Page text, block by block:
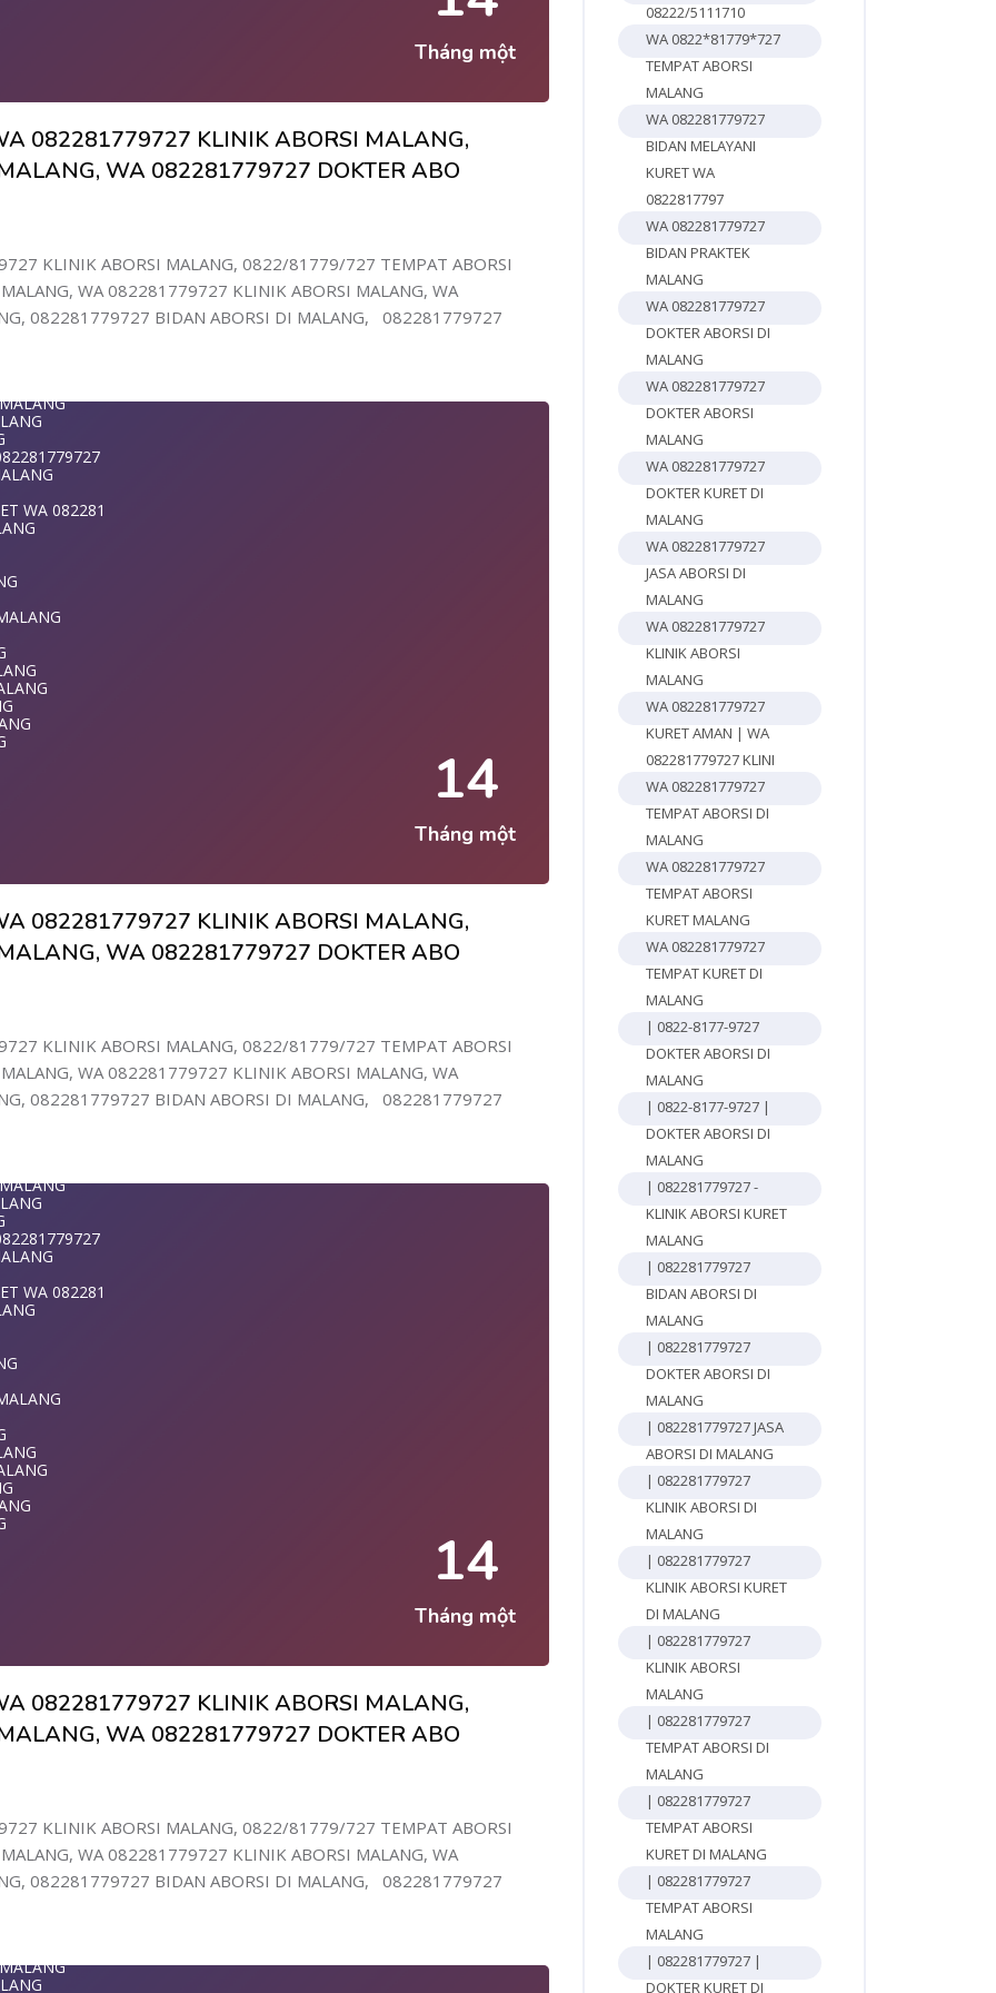
Tháng một
082281779727 KLINIK ABORSI MALANG,
WA 082281779727 DOKTER ABO
KLINIK ABORSI MALANG, 0822/81779/727 TEMPAT ABORSI
WA 082281779727 KLINIK ABORSI MALANG, WA
082281779727 BIDAN ABORSI DI MALANG, 082281779727
0822817797
727 K
MALANG
WA 082281
14
Tháng một
082281779727 KLINIK ABORSI MALANG,
WA 082281779727 DOKTER ABO
KLINIK ABORSI MALANG, 0822/81779/727 TEMPAT ABORSI
WA 082281779727 KLINIK ABORSI MALANG, WA
082281779727 BIDAN ABORSI DI MALANG, 082281779727
KLINIK
TE
08228177
KLINI
MALANG
MALANG
0822817797
727 K
MALANG
WA 082281
14
Tháng một
082281779727 KLINIK ABORSI MALANG,
WA 082281779727 DOKTER ABO
KLINIK ABORSI MALANG, 0822/81779/727 TEMPAT ABORSI
WA 082281779727 KLINIK ABORSI MALANG, WA
082281779727 BIDAN ABORSI DI MALANG, 082281779727
KLINIK
TE
08228177
KLINI
MALANG
MALANG
0822817797
727 K
MALANG
KLINIK
08222/5111710
WA 0822*81779*727
TEMPAT ABORSI
MALANG
WA 082281779727
BIDAN MELAYANI
KURET WA
0822817797
WA 082281779727
BIDAN PRAKTEK
MALANG
WA 082281779727
DOKTER ABORSI DI
MALANG
WA 082281779727
DOKTER ABORSI
MALANG
WA 082281779727
DOKTER KURET DI
MALANG
WA 082281779727
JASA ABORSI DI
MALANG
WA 082281779727
KLINIK ABORSI
MALANG
WA 082281779727
KURET AMAN | WA
082281779727 KLINI
WA 082281779727
TEMPAT ABORSI DI
MALANG
WA 082281779727
TEMPAT ABORSI
KURET MALANG
WA 082281779727
TEMPAT KURET DI
MALANG
| 0822-8177-9727
DOKTER ABORSI DI
MALANG
| 0822-8177-9727 |
DOKTER ABORSI DI
MALANG
| 082281779727 -
KLINIK ABORSI KURET
MALANG
| 082281779727
BIDAN ABORSI DI
MALANG
| 082281779727
DOKTER ABORSI DI
MALANG
| 082281779727 JASA
ABORSI DI MALANG
| 082281779727
KLINIK ABORSI DI
MALANG
| 082281779727
KLINIK ABORSI KURET
DI MALANG
| 082281779727
KLINIK ABORSI
MALANG
| 082281779727
TEMPAT ABORSI DI
MALANG
| 082281779727
TEMPAT ABORSI
KURET DI MALANG
| 082281779727
TEMPAT ABORSI
MALANG
| 082281779727 |
DOKTER KURET DI